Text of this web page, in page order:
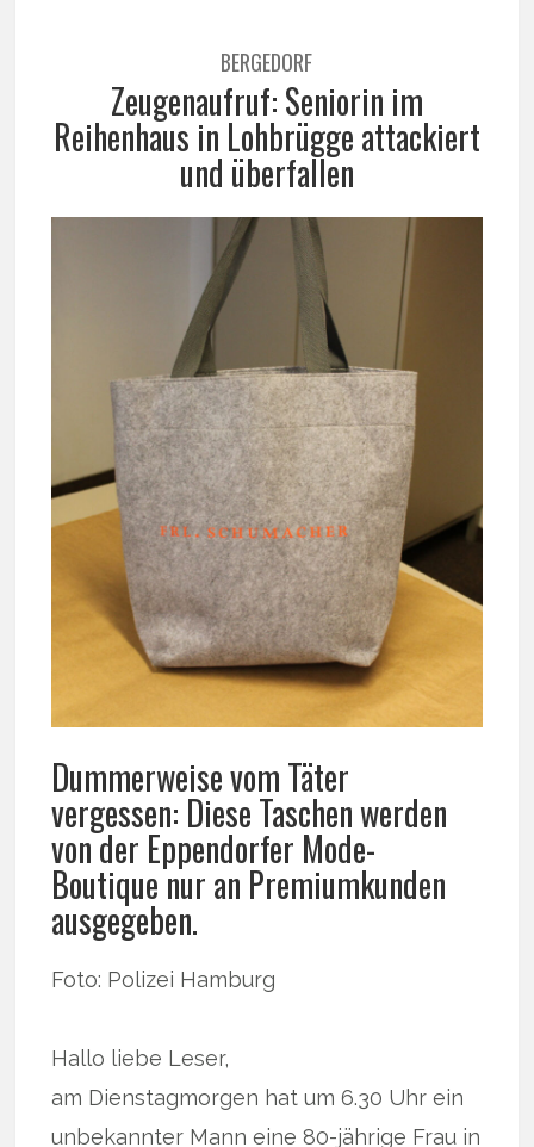
BERGEDORF
Zeugenaufruf: Seniorin im
Reihenhaus in Lohbrügge attackiert
und überfallen
Dummerweise vom Täter
vergessen: Diese Taschen werden
von der Eppendorfer Mode-
Boutique nur an Premiumkunden
ausgegeben.
Foto: Polizei Hamburg
Hallo liebe Leser,
am Dienstagmorgen hat um 6.30 Uhr ein
unbekannter Mann eine 80-jährige Frau in